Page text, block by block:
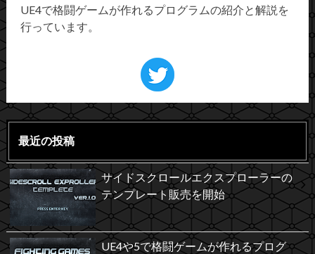
UE4で格闘ゲームが作れるプログラムの紹介と解説を
行っています。
最近の投稿
サイドスクロールエクスプローラーの
テンプレート販売を開始
UE4や5で格闘ゲームが作れるプログ